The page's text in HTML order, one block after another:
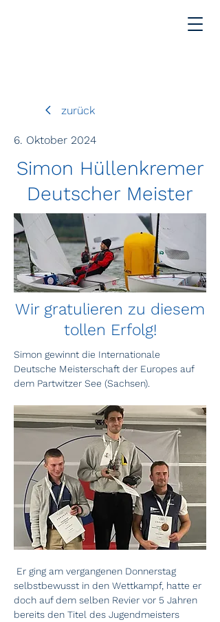
zurück
6. Oktober 2024
Simon Hüllenkremer
Deutscher Meister
Wir gratulieren zu diesem
tollen Erfolg!
Simon gewinnt die Internationale
Deutsche Meisterschaft der Europes auf
dem Partwitzer See (Sachsen).
selbstbewusst in den Wettkampf, hatte er
doch auf dem selben Revier vor 5 Jahren
bereits den Titel des Jugendmeisters